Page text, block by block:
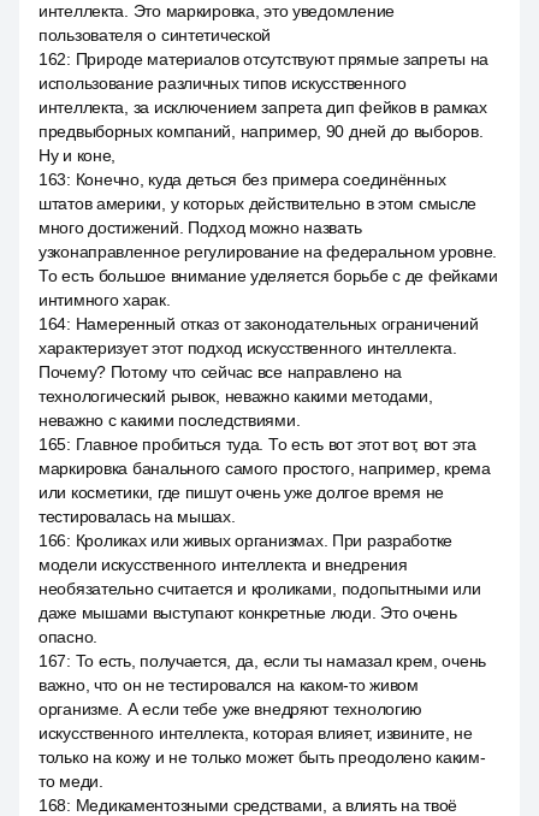
интеллекта. Это маркировка, это уведомление
пользователя о синтетической
162: Природе материалов отсутствуют прямые запреты на
использование различных типов искусственного
интеллекта, за исключением запрета дип фейков в рамках
предвыборных компаний, например, 90 дней до выборов.
Ну и коне,
163: Конечно, куда деться без примера соединённых
штатов америки, у которых действительно в этом смысле
много достижений. Подход можно назвать
узконаправленное регулирование на федеральном уровне.
То есть большое внимание уделяется борьбе с де фейками
интимного харак.
164: Намеренный отказ от законодательных ограничений
характеризует этот подход искусственного интеллекта.
Почему? Потому что сейчас все направлено на
технологический рывок, неважно какими методами,
неважно с какими последствиями.
165: Главное пробиться туда. То есть вот этот вот, вот эта
маркировка банального самого простого, например, крема
или косметики, где пишут очень уже долгое время не
тестировалась на мышах.
166: Кроликах или живых организмах. При разработке
модели искусственного интеллекта и внедрения
необязательно считается и кроликами, подопытными или
даже мышами выступают конкретные люди. Это очень
опасно.
167: То есть, получается, да, если ты намазал крем, очень
важно, что он не тестировался на каком-то живом
организме. А если тебе уже внедряют технологию
искусственного интеллекта, которая влияет, извините, не
только на кожу и не только может быть преодолено каким-
то меди.
168: Медикаментозными средствами, а влиять на твоё